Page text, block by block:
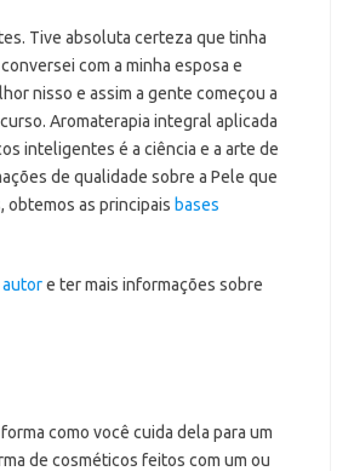
Tive absoluta certeza que tinha
com a minha esposa e
nisso e assim a gente começou a
Aromaterapia integral aplicada
inteligentes é a ciência e a arte de
de qualidade sobre a Pele que
obtemos as principais bases
autore ter mais informações sobre
como você cuida dela para um
de cosméticos feitos com um ou